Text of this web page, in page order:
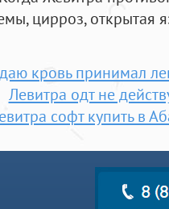
цирроз, открытая
кровь принимал
Левитра одт не
софт купить в